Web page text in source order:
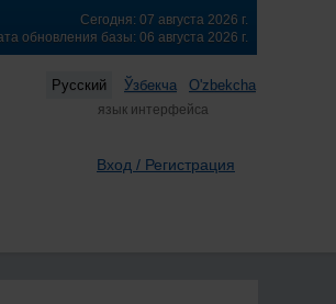
Сегодня: 07 августа 2026 г.
обновления базы: 06 августа 2026 г.
Русский Ўзбекча O'zbekcha
язык интерфейса
Вход / Регистрация